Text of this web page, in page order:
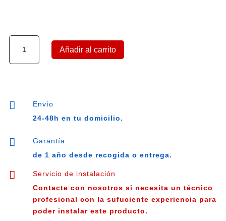
electrónica
de
GREEN
30,
03,
60001898-
cantidad
Añadir al carrito

Envío
24-48h en tu domicilio.

Garantía
de 1 año desde recogida o entrega.

Servicio de instalación
Contacte con nosotros si necesita un técnico
profesional con la sufuciente experiencia para
poder instalar este producto.